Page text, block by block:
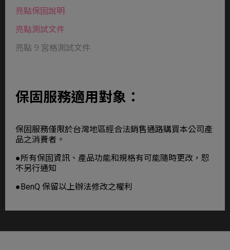
亮點保固說明
亮點測試文件
亮點 9 宮格測試文件
保固服務適用對象：
保固服務僅限於台灣地區經合法銷售通路購買本公司產
品之消費者。
●所有保固資訊、產品功能和規格有可能隨時更改，恕
不另行通知
●BenQ 保留以上辦法修改之權利